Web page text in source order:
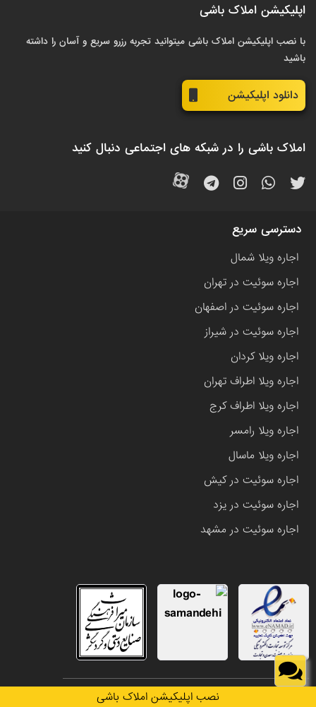
نصب اپلیکیشن املاک باشی
اپلیکیشن املاک باشی
با نصب اپلیکیشن املاک باشی میتوانید تجربه رزرو سریع و آسان را داشته
باشید
دانلود اپلیکیشن
املاک باشی را در شبکه های اجتماعی دنبال کنید
دسترسی سریع
اجاره ویلا شمال
اجاره سوئیت در تهران
اجاره سوئیت در اصفهان
اجاره سوئیت در شیراز
اجاره ویلا کردان
اجاره ویلا اطراف تهران
اجاره ویلا اطراف کرج
اجاره ویلا رامسر
اجاره ویلا ماسال
اجاره سوئیت در کیش
اجاره سوئیت در یزد
اجاره سوئیت در مشهد
تمامی حقوق این وب سایت متعلق به املاک باشی می باشد.